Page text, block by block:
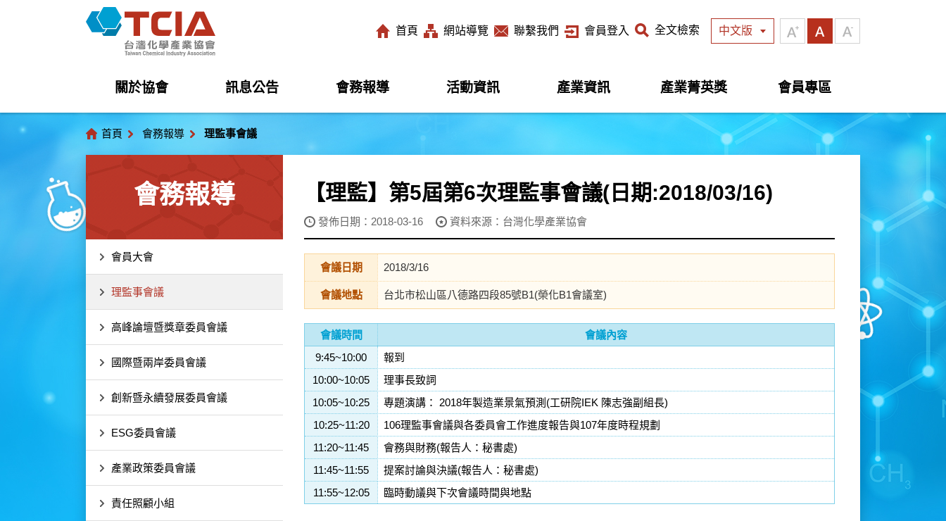
首頁 網站導覽 聯繫我們 會員登入 全文檢索 中文版
關於協會 訊息公告 會務報導 活動資訊 產業資訊 產業菁英獎 會員專區
首頁 會務報導 理監事會議
會務報導
會員大會
理監事會議
高峰論壇暨獎章委員會議
國際暨兩岸委員會議
創新暨永續發展委員會議
ESG委員會議
產業政策委員會議
責任照顧小組
【理監】第5屆第6次理監事會議(日期:2018/03/16)
發佈日期：2018-03-16 資料來源：台灣化學產業協會
會議日期 2018/3/16
會議地點 台北市松山區八德路四段85號B1(榮化B1會議室)
會議時間
會議內容
9:45~10:00
報到
10:00~10:05
理事長致詞
10:05~10:25
專題演講： 2018年製造業景氣預測(工研院IEK 陳志強副組長)
10:25~11:20
106理監事會議與各委員會工作進度報告與107年度時程規劃
11:20~11:45
會務與財務(報告人：秘書處)
11:45~11:55
提案討論與決議(報告人：秘書處)
11:55~12:05
臨時動議與下次會議時間與地點